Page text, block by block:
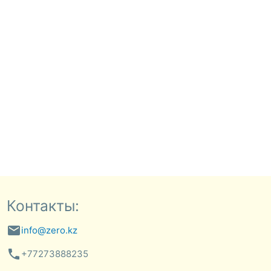
Контакты:
emailinfo@zero.kz
phone +77273888235